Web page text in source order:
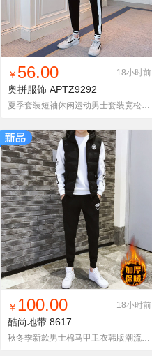
找同款 加入铺货单 收藏
￥ 56.00 18小时前
奥拼服饰 APTZ9292
夏季套装短袖休闲运动男士套装宽松大码运动套装学生
找同款 加入铺货单 收藏
￥ 100.00 18小时前
酷尚地带 8617
秋冬季新款男士棉马甲卫衣韩版潮流宽松百搭三件套(全配黑马甲)